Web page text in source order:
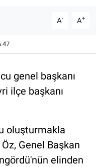
A- A+
genel başkanı
ilçe başkanı
oluşturmakla
Genel Başkan
elinden